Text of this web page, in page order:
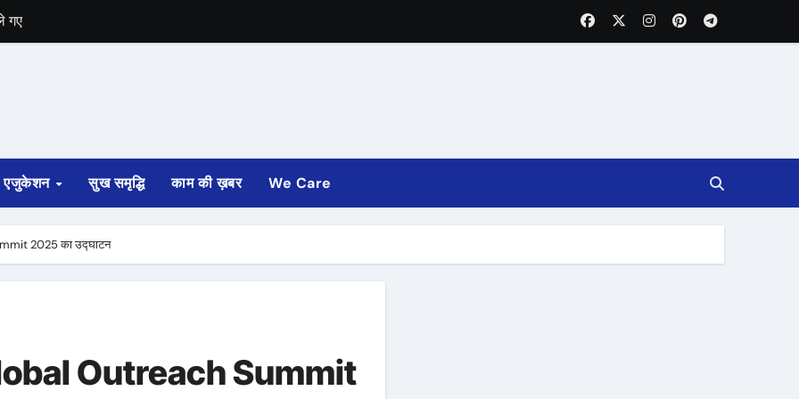
एजुकेशन सुख समृद्धि काम की ख़बर We Care
2025 का उद्घाटन
Outreach Summit